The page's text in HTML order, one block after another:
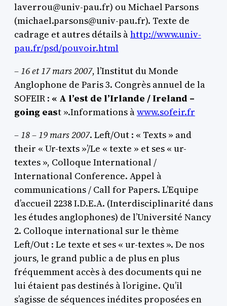
laverrou@univ-pau.fr) ou Michael Parsons
(michael.parsons@univ-pau.fr). Texte de
cadrage et autres détails àhttp://www.univ-
pau.fr/psd/pouvoir.html
– 16 et 17 mars 2007, l’Institut du Monde
Anglophone de Paris 3. Congrès annuel de la
SOFEIR : « A l’est de l’Irlande / Ireland –
going east ».Informations àwww.sofeir.fr
–18 – 19 mars 2007. Left/Out : « Texts » and
their « Ur-texts »’/Le « texte » et ses « ur-
textes », Colloque International /
International Conference. Appel à
communications / Call for Papers. L’Equipe
d’accueil 2238 I.D.E.A. (Interdisciplinarité dans
les études anglophones) de l’Université Nancy
2. Colloque international sur le thème
Left/Out : Le texte et ses « ur-textes ». De nos
jours, le grand public a de plus en plus
fréquemment accès à des documents qui ne
lui étaient pas destinés à l’origine. Qu’il
s’agisse de séquences inédites proposées en